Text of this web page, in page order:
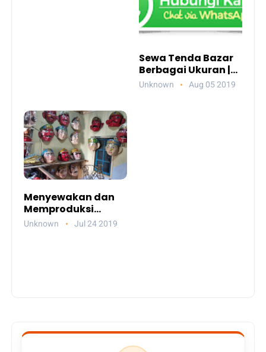
Sewa Tenda Bazar
Berbagai Ukuran |
Pelestari Budaya
Unknown Aug 05 2019
Menyewakan dan
Memproduksi
Ondel-Ondel
Unknown Jul 24 2019